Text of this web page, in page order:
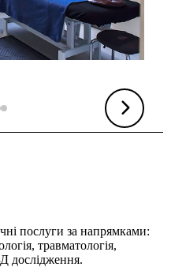
послуги за напрямками:
травматологія,
дослідження.